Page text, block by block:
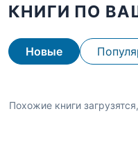
КНИГИ ПО
Новые
Похожие книги